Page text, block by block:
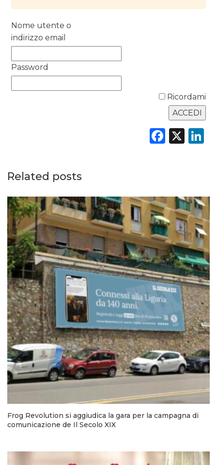
RICERCHE
PREVISIONI/SCENARI
NORMATIVE
TREND
Nome utente o
indirizzo email
Password
Ricordami
X
Related posts
Frog Revolution si aggiudica la gara per la campagna di
comunicazione de Il Secolo XIX